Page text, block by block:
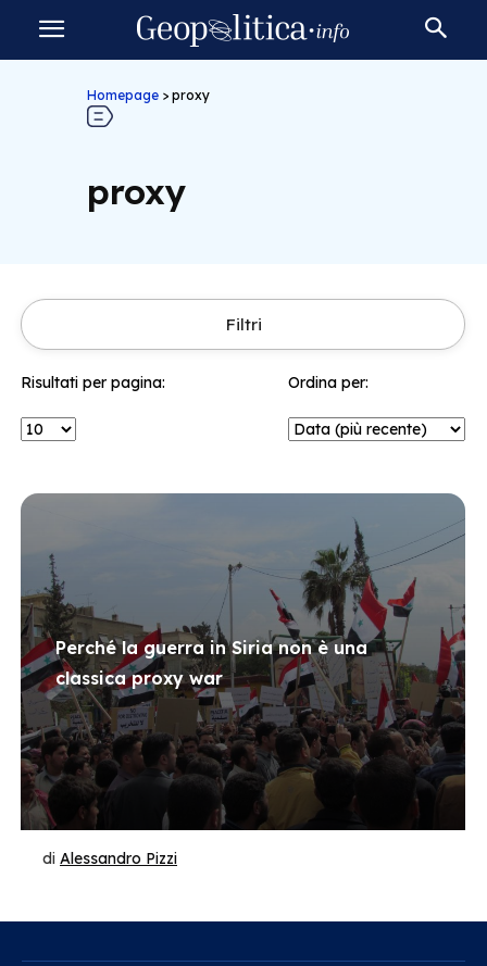
Homepage > proxy
proxy
Filtri
Risultati per pagina: Ordina per:
Perché la guerra in Siria non è una
classica proxy war
di Alessandro Pizzi